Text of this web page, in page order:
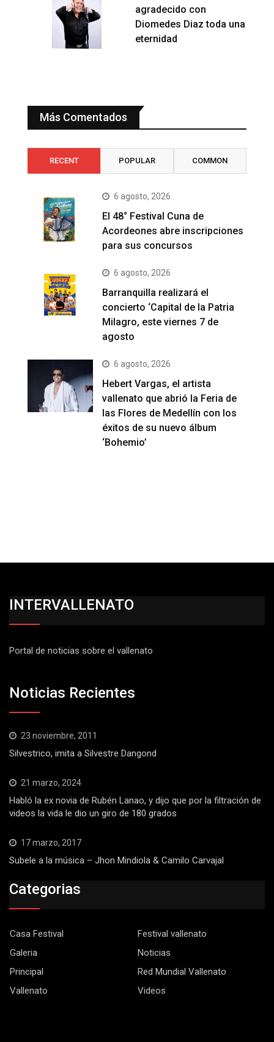
agradecido con
Diomedes Diaz toda una
eternidad
Más Comentados
RECENT POPULAR COMMON
6 agosto, 2026
El 48° Festival Cuna de
Acordeones abre inscripciones
para sus concursos
6 agosto, 2026
Barranquilla realizará el
concierto ‘Capital de la Patria
Milagro, este viernes 7 de
agosto
6 agosto, 2026
Hebert Vargas, el artista
vallenato que abrió la Feria de
las Flores de Medellín con los
éxitos de su nuevo álbum
‘Bohemio’
INTERVALLENATO
Portal de noticias sobre el vallenato
Noticias Recientes
23 noviembre, 2011
Silvestrico, imita a Silvestre Dangond
21 marzo, 2024
Habló la ex novia de Rubén Lanao, y dijo que por la filtración de
videos la vida le dio un giro de 180 grados
17 marzo, 2017
Subele a la música – Jhon Mindiola & Camilo Carvajal
Categorias
Casa Festival
Festival vallenato
Galeria
Noticias
Principal
Red Mundial Vallenato
Vallenato
Videos